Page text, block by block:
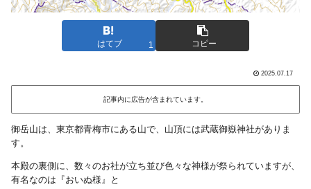
はてブ 1 コピー
2025.07.17
記事内に広告が含まれています。
御岳山は、東京都青梅市にある山で、山頂には武蔵御嶽神社がありま
す。
本殿の裏側に、数々のお社が立ち並び色々な神様が祭られていますが、
有名なのは『おいぬ様』と